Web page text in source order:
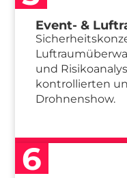
Event- &
und
kontrollierten
Drohnenshow.
6